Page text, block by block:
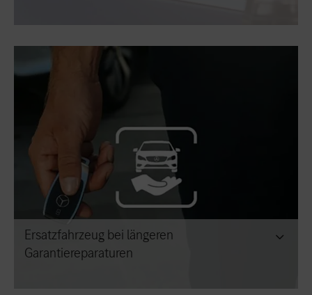
Ersatzfahrzeug bei längeren
Garantiereparaturen